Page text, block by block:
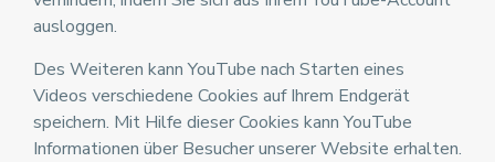
ausloggen.
Des Weiteren kann YouTube nach Starten eines
Videos verschiedene Cookies auf Ihrem Endgerät
speichern. Mit Hilfe dieser Cookies kann YouTube
Informationen über Besucher unserer Website erhalten.